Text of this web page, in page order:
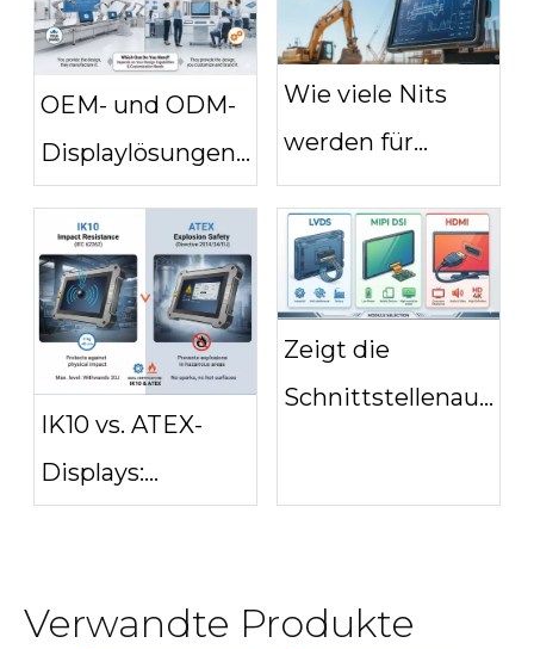
Helligkeit
OEM- und ODM-
Displaylösungen:
Unterschied und
welche
benötigen Sie?
Wie viele Nits
werden für
sonnenlichtlesbare
Displays
benötigt?
IK10 vs. ATEX-
Displays:
Explosionssicherheit
Zeigt die
Verwandte Produkte